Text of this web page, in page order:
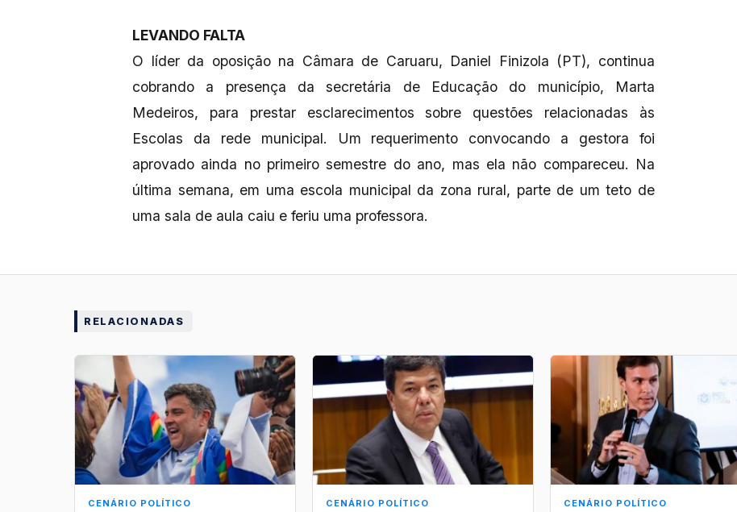
LEVANDO FALTA
O líder da oposição na Câmara de Caruaru, Daniel Finizola (PT), continua
cobrando a presença da secretária de Educação do município, Marta
Medeiros, para prestar esclarecimentos sobre questões relacionadas às
Escolas da rede municipal. Um requerimento convocando a gestora foi
aprovado ainda no primeiro semestre do ano, mas ela não compareceu. Na
última semana, em uma escola municipal da zona rural, parte de um teto de
uma sala de aula caiu e feriu uma professora.
RELACIONADAS
CENÁRIO POLÍTICO CENÁRIO POLÍTICO CENÁRIO POLÍTICO